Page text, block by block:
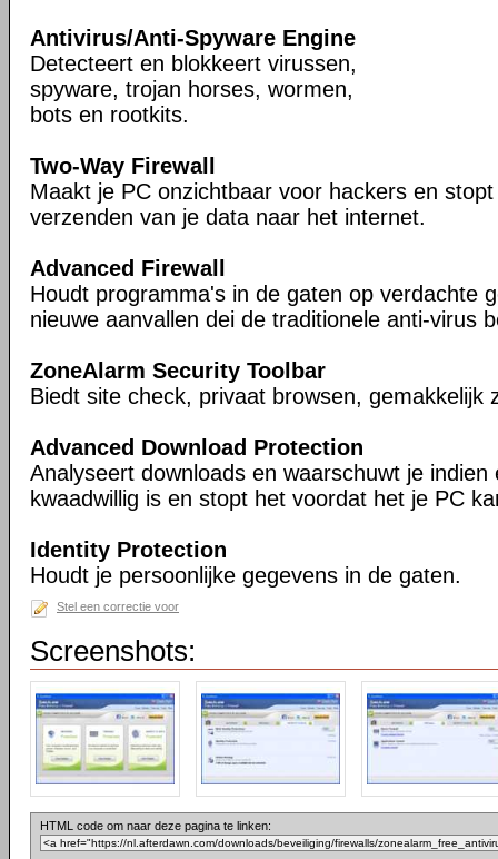
Antivirus/Anti-Spyware Engine
Detecteert en blokkeert virussen,
spyware, trojan horses, wormen,
bots en rootkits.
Two-Way Firewall
Maakt je PC onzichtbaar voor hackers en
verzenden van je data naar het internet.
Advanced Firewall
Houdt programma's in de gaten op verdachte
nieuwe aanvallen dei de traditionele anti-virus
ZoneAlarm Security Toolbar
Biedt site check, privaat browsen, gemakkelijk
Advanced Download Protection
Analyseert downloads en waarschuwt je indien
kwaadwillig is en stopt het voordat het je PC
Identity Protection
Houdt je persoonlijke gegevens in de gaten.
Stel een correctie voor
Screenshots:
HTML code om naar deze pagina te linken: